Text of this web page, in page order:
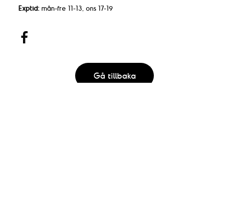
Exptid: mån-fre 11-13, ons 17-19
Gå tillbaka